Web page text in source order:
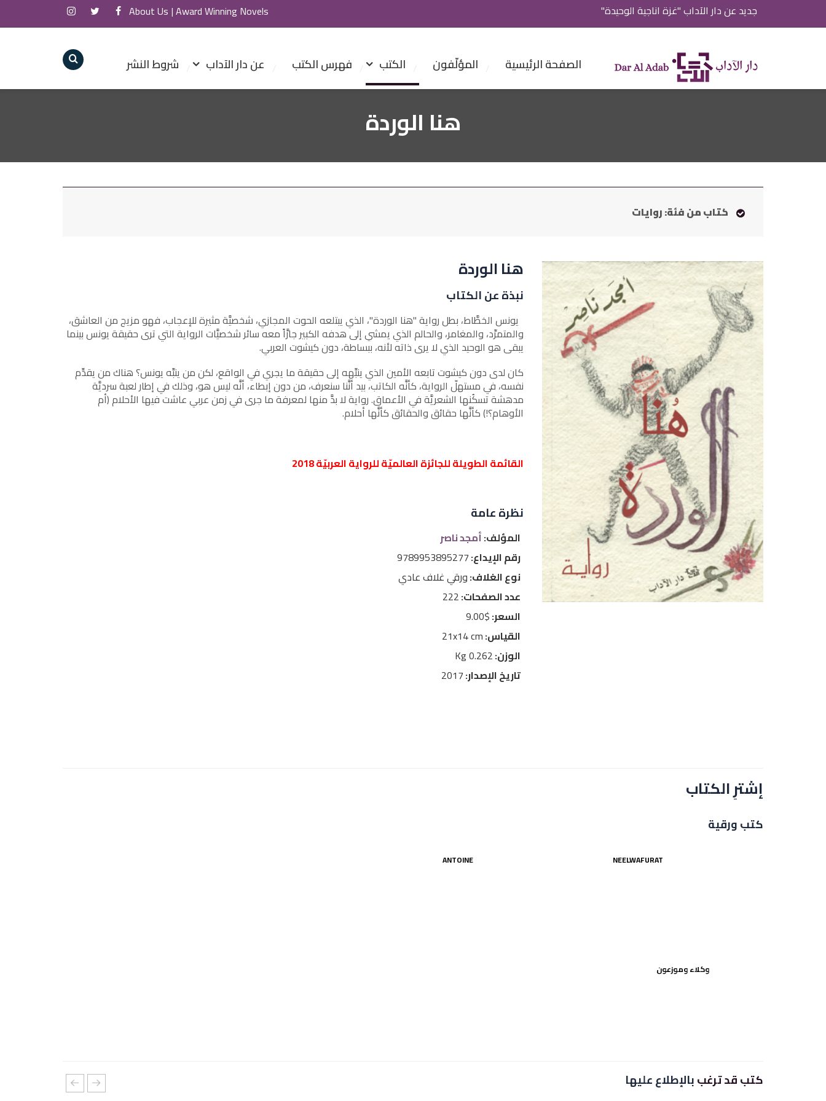
Award Winning Novels |
About Us جديد عن دار الآداب "غزة اناجية الوحيدة"
الصفحة الرئيسية المؤلّفون الكتب فهرس الكتب عن دار الآداب شروط النشر
هنا الوردة
كتاب من فئة: روايات
هنا الوردة
نبذة عن الكتاب
يونس الخطَّاط، بطل رواية "هنا الوردة"، الذي يبتلعه الحوت المجازي، شخصيَّة مثيرة للإعجاب، فهو مزيج من العاشق،
والمتمرِّد، والمغامر، والحالم الذي يمشي إلى هدفه الكبير جارَّاً معه سائر شخصيَّات الرواية التي ترى حقيقة يونس بينما
يبقى هو الوحيد الذي لا يرى ذاته لأنه، ببساطة، دون كيشوت العربي.
كان لدى دون كيشوت تابعه الأمين الذي ينبِّهه إلى حقيقة ما يجري في الواقع، لكن من ينبِّه يونس؟ هناك من يقدِّم
نفسه، في مستهلّ الرواية، كأنَّه الكاتب، بيد أنَّنا سنعرف، من دون إبطاء، أنَّه ليس هو، وذلك في إطار لعبة سرديَّة
مدهشة تسكُنها الشعريَّة في الأعماق. رواية لا بدَّ منها لمعرفة ما جرى في زمن عربي عاشت فيها الأحلام (أم
الأوهام؟!) كأنَّها حقائق والحقائق كأنَّها أحلام.
القائمة الطويلة للجائزة العالميّة للرواية العربيّة 2018
نظرة عامة
المؤلف:أمجد ناصر
رقم الإيداع:9789953895277
نوع الغلاف:ورقي غلاف عادي
عدد الصفحات:222
السعر:$9.00
القياس:21x14 cm
الوزن:0.262 Kg
تاريخ الإصدار:2017
إشترِ الكتاب
كتب ورقية
NEELWAFURAT
ANTOINE
وكلاء وموزعون
كتب قد ترغببالإطلاع عليها